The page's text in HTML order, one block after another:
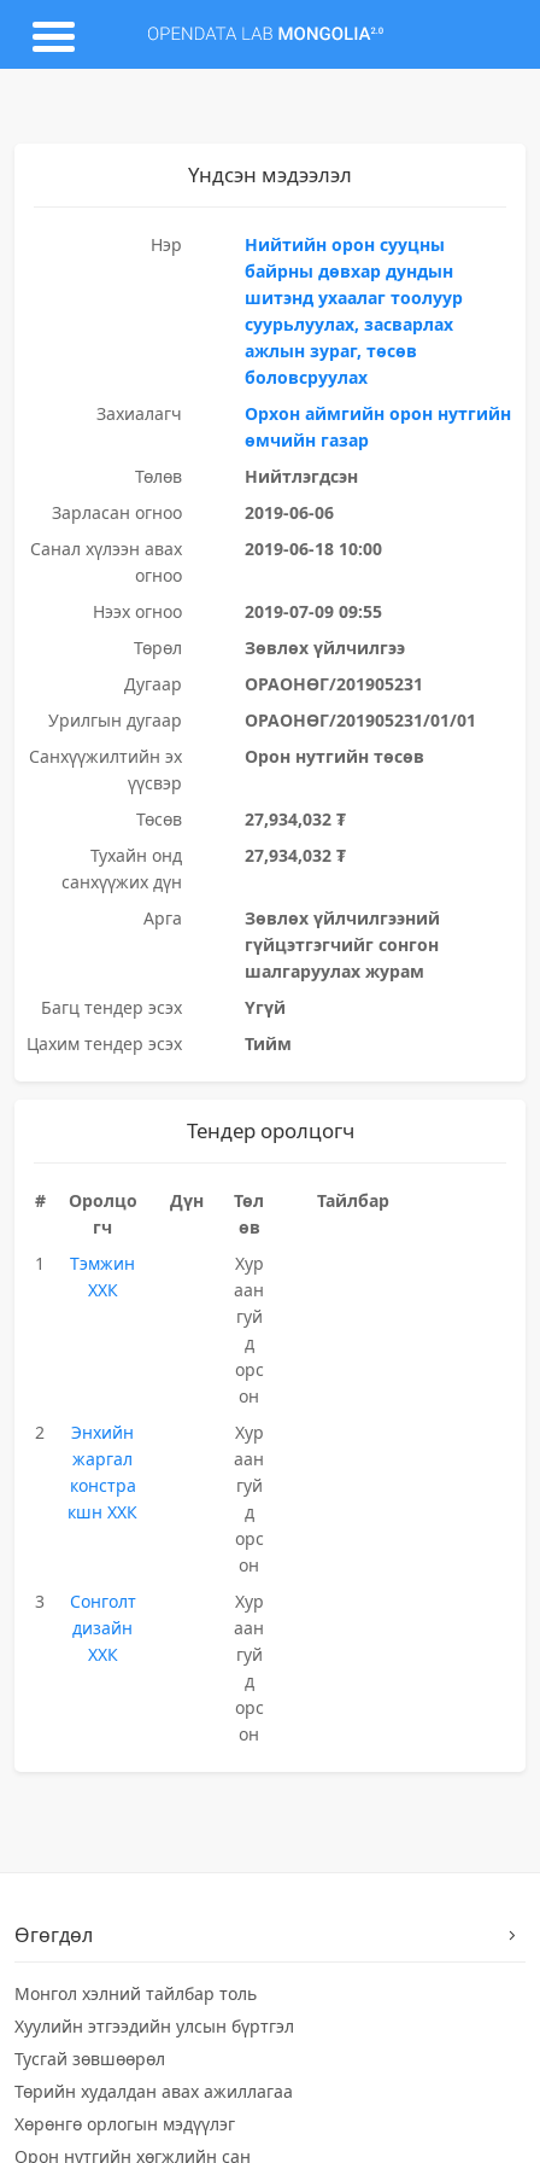
Үндсэн мэдээлэл
Нэр
Нийтийн орон сууцны
байрны дөвхар дундын
шитэнд ухаалаг тоолуур
суурьлуулах, засварлах
ажлын зураг, төсөв
боловсруулах
Захиалагч
Орхон аймгийн орон нутгийн
өмчийн газар
Төлөв
Нийтлэгдсэн
Зарласан огноо
2019-06-06
Санал хүлээн авах
огноо
2019-06-18 10:00
Нээх огноо
2019-07-09 09:55
Төрөл
Зөвлөх үйлчилгээ
Дугаар
ОРАОНӨГ/201905231
Урилгын дугаар
ОРАОНӨГ/201905231/01/01
Санхүүжилтийн эх
үүсвэр
Орон нутгийн төсөв
Төсөв
27,934,032 ₮
Тухайн онд
санхүүжих дүн
27,934,032 ₮
Арга
Зөвлөх үйлчилгээний
гүйцэтгэгчийг сонгон
шалгаруулах журам
Багц тендер эсэх
Үгүй
Цахим тендер эсэх
Тийм
Тендер оролцогч
#
Оролцо
гч
Дүн
Төл
өв
Тайлбар
1
Тэмжин
ХХК
Хур
аан
гуй
д
орс
он
2
Энхийн
жаргал
констра
кшн ХХК
Хур
аан
гуй
д
орс
он
3
Сонголт
дизайн
ХХК
Хур
аан
гуй
д
орс
он
Өгөгдөл
Монгол хэлний тайлбар толь
Хуулийн этгээдийн улсын бүртгэл
Тусгай зөвшөөрөл
Төрийн худалдан авах ажиллагаа
Хөрөнгө орлогын мэдүүлэг
Орон нутгийн хөгжлийн сан